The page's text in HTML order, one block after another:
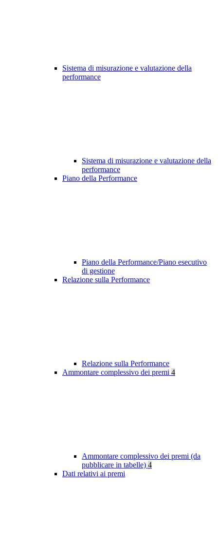
Sistema di misurazione e valutazione della
performance
Sistema di misurazione e valutazione della
performance
Piano della Performance
Piano della Performance/Piano esecutivo
di gestione
Relazione sulla Performance
Relazione sulla Performance
Ammontare complessivo dei premi 4
Ammontare complessivo dei premi (da
pubblicare in tabelle) 4
Dati relativi ai premi